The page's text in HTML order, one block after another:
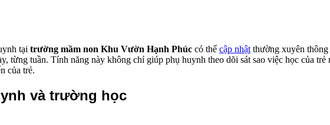
tại trường mầm non Khu Vườn Hạnh Phúc có thể cập nhật thường xuyên
từng tuần. Tính năng này không chỉ giúp phụ huynh theo dõi sát sao việc học của
của trẻ.
và trường học